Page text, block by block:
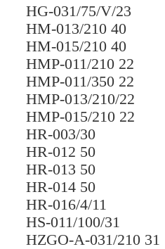
HG-031/75/V/23
HM-013/210 40
HM-015/210 40
HMP-011/210 22
HMP-011/350 22
HMP-013/210/22
HMP-015/210 22
HR-003/30
HR-012 50
HR-013 50
HR-014 50
HR-016/4/11
HS-011/100/31
HZGO-A-031/210 31